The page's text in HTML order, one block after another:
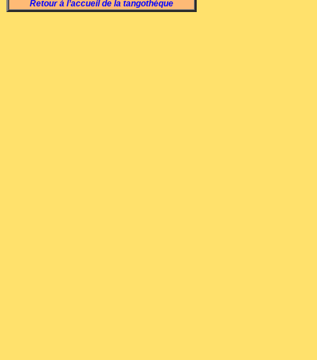
Retour à l’accueil de la tangothèque